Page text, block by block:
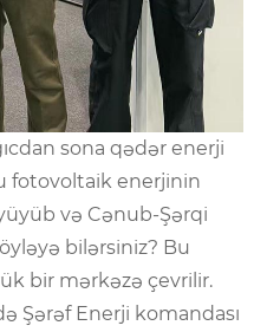
sona qədər enerji
fotovoltaik enerjinin
və Cənub-Şərqi
bilərsiniz? Bu
bir mərkəzə çevrilir.
Şərəf Enerji komandası